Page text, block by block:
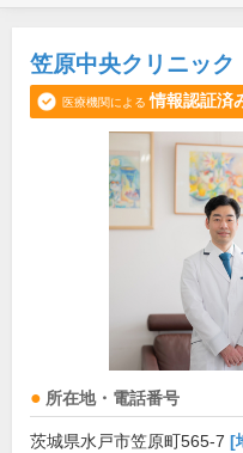
笠原中央クリニック
医療機関による 情報認証済
所在地・電話番号
茨城県水戸市笠原町565-7 [